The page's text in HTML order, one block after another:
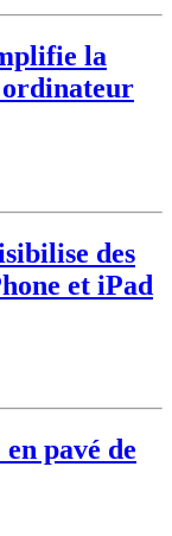
la
ordinateur
des
et iPad
pavé de